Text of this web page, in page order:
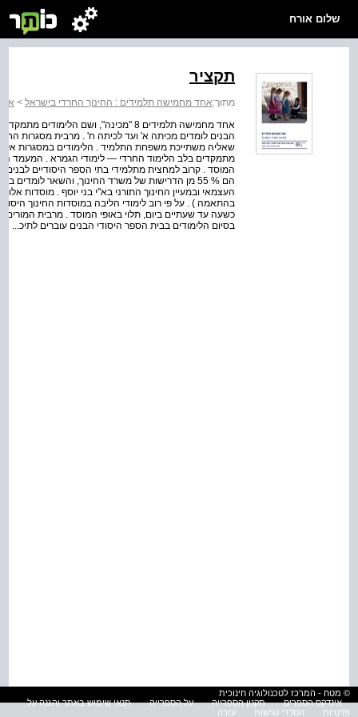
שלום אורח
תקציר
מתוך:אחד מחמישה תלמידים : החינוך החרדי בישראל >
אחד מחמישה תלמידים 8 "מכינה", ושם
הבנים לומדים מכיתה א' ועד לכיתה ח' . מרבית מסגרות
שאליה משתייכת משפחת התלמיד . הלימודים במסגרות אלו
מתמקדים בלב הלימוד החרדי — לימודי הגמרא . המעמד
המוסד . קרוב למחצית מתלמידי בתי הספר היסודיים
הם % 55 מן הדרישות של משרד החינוך, והשאר
בהתאמה ) . על פי רוב לימודי הליבה במוסדות החינוך
כשעה עד שעתיים ביום, תלוי באופי המוסד . מרבית
בסיום הלימודים בבית הספר היסודי הבנים עוברים לתיכ...
© מטח - המרכז לטכנולוגיה חינוכית
אינדקס הספרים
תקנון הספרייה על הספרייה
תנאי שימוש באתר והגנה על
פרטיות
הסדרי נגישות עזרה